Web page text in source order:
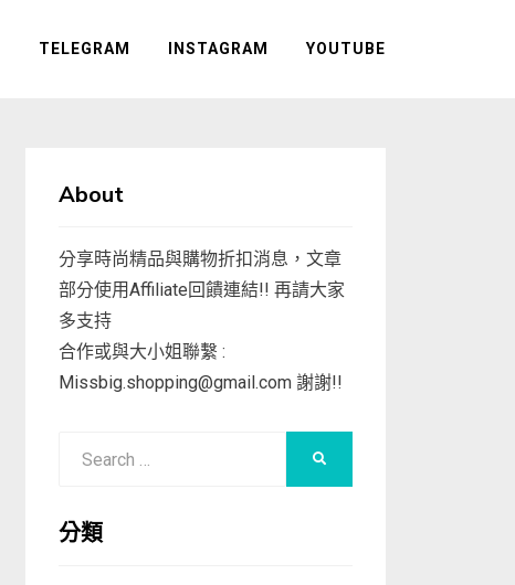
TELEGRAM INSTAGRAM YOUTUBE
About
分享時尚精品與購物折扣消息，文章
部分使用Affiliate回饋連結!! 再請大家
多支持
合作或與大小姐聯繫 :
Missbig.shopping@gmail.com謝謝!!
分類